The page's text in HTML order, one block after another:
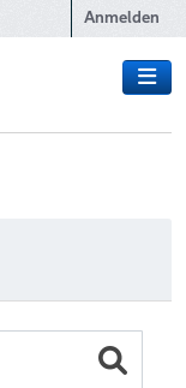
Anmelden